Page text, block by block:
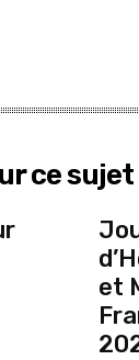
ce sujet
et